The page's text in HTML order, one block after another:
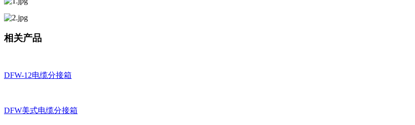
相关产品
DFW-12电缆分接箱
DFW美式电缆分接箱